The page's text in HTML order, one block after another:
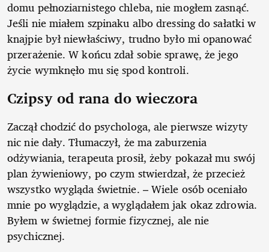
domu pełnoziarnistego chleba, nie mogłem zasnąć.
Jeśli nie miałem szpinaku albo dressing do sałatki w
knajpie był niewłaściwy, trudno było mi opanować
przerażenie. W końcu zdał sobie sprawę, że jego
życie wymknęło mu się spod kontroli.
Czipsy od rana do wieczora
Zaczął chodzić do psychologa, ale pierwsze wizyty
nic nie dały. Tłumaczył, że ma zaburzenia
odżywiania, terapeuta prosił, żeby pokazał mu swój
plan żywieniowy, po czym stwierdzał, że przecież
wszystko wygląda świetnie. – Wiele osób oceniało
mnie po wyglądzie, a wyglądałem jak okaz zdrowia.
Byłem w świetnej formie fizycznej, ale nie
psychicznej.